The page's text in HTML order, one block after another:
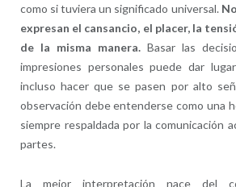
como si tuviera un significado universal.
expresan el cansancio, el placer, la
de la misma manera. Basar las
impresiones personales puede dar
incluso hacer que se pasen por alto
observación debe entenderse como una
siempre respaldada por la comunicación
partes.
La mejor interpretación nace del